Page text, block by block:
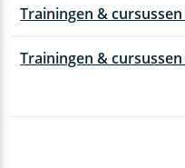
Trainingen &
Trainingen &